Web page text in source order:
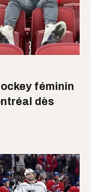
féminin
dès